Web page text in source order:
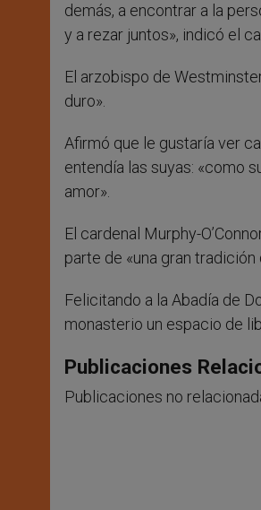
demás, a encontrar a la
y a rezar juntos», indicó el
El arzobispo de
duro».
Afirmó que le gustaría ver
entendía las suyas: «como
amor».
El cardenal Murphy-
parte de «una gran
Felicitando a la Abadía de
monasterio un espacio de
Publicaciones
Publicaciones no